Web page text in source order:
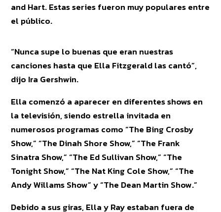
and Hart. Estas series fueron muy populares entre
el público.
“Nunca supe lo buenas que eran nuestras
canciones hasta que Ella Fitzgerald las cantó”,
dijo Ira Gershwin.
Ella comenzó a aparecer en diferentes shows en
la televisión, siendo estrella invitada en
numerosos programas como “The Bing Crosby
Show,” “The Dinah Shore Show,” “The Frank
Sinatra Show,” “The Ed Sullivan Show,” “The
Tonight Show,” “The Nat King Cole Show,” “The
Andy Willams Show” y “The Dean Martin Show.”
Debido a sus giras, Ella y Ray estaban fuera de